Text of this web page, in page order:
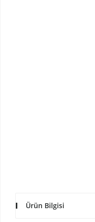
Ürün Bilgisi